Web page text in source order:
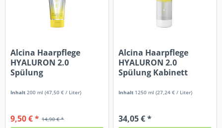
Alcina Haarpflege
HYALURON 2.0
Spülung
Inhalt200 ml(47,50 € / Liter)
14,90 € *
9,50 € *
Alcina Haarpflege
HYALURON 2.0
Spülung Kabinett
Inhalt 1250 ml(27,24 € / Liter)
34,05 € *